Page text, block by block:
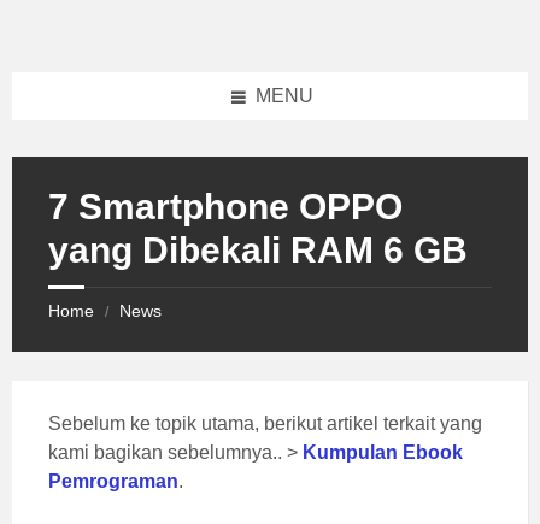
MENU
7 Smartphone OPPO
yang Dibekali RAM 6 GB
Home / News
Sebelum ke topik utama, berikut artikel terkait yang
kami bagikan sebelumnya.. > Kumpulan Ebook
Pemrograman.